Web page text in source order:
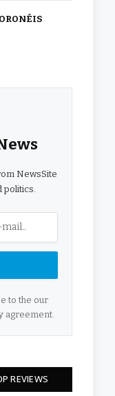
NewsSite
politics.
to the our
agreement.
REVIEWS